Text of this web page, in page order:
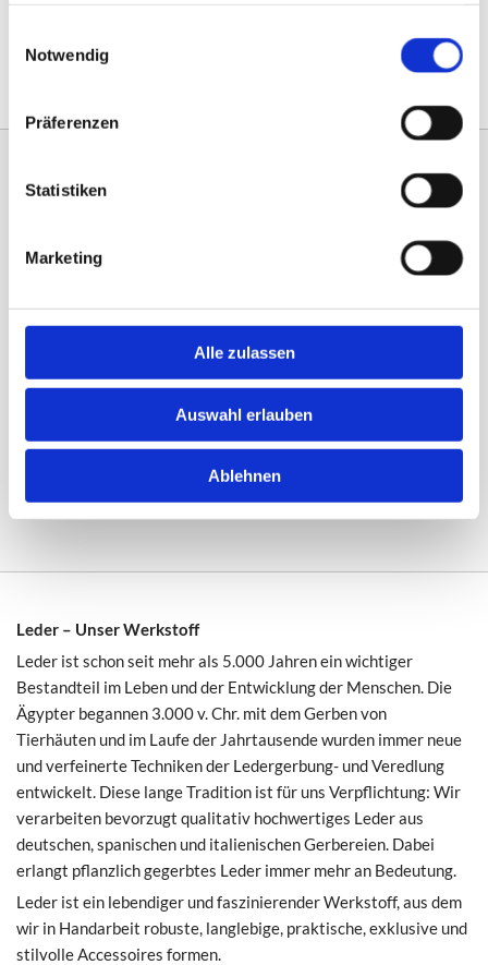
Notwendig
Präferenzen
Statistiken
Marketing
Alle zulassen
Auswahl erlauben
Ablehnen
aus Leder. Mit bis zu 20 Mitarbeitern, denen - ebenso wie dem
Fertigungsstandort Solingen - unsere besondere Verantwortung
So leben wir unsere Philosophie:
"Unseren Kunden mit höchster
handwerklicher Kunst hochwertige
Lederwaren zu fairen Preisen zu bieten. Und
auch das hat Tradition."
Leder – Unser Werkstoff
Leder ist schon seit mehr als 5.000 Jahren ein wichtiger
Bestandteil im Leben und der Entwicklung der Menschen. Die
Ägypter begannen 3.000 v. Chr. mit dem Gerben von
Tierhäuten und im Laufe der Jahrtausende wurden immer neue
und verfeinerte Techniken der Ledergerbung- und Veredlung
entwickelt. Diese lange Tradition ist für uns Verpflichtung: Wir
verarbeiten bevorzugt qualitativ hochwertiges Leder aus
deutschen, spanischen und italienischen Gerbereien. Dabei
erlangt pflanzlich gegerbtes Leder immer mehr an Bedeutung.
Leder ist ein lebendiger und faszinierender Werkstoff, aus dem
wir in Handarbeit robuste, langlebige, praktische, exklusive und
stilvolle Accessoires formen.